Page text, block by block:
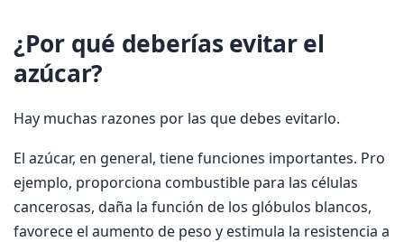
¿Por qué deberías evitar el
azúcar?
Hay muchas razones por las que debes evitarlo.
El azúcar, en general, tiene funciones importantes. Pro
ejemplo, proporciona combustible para las células
cancerosas, daña la función de los glóbulos blancos,
favorece el aumento de peso y estimula la resistencia a